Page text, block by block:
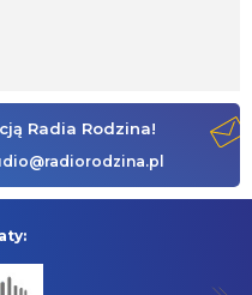
Radia Rodzina!